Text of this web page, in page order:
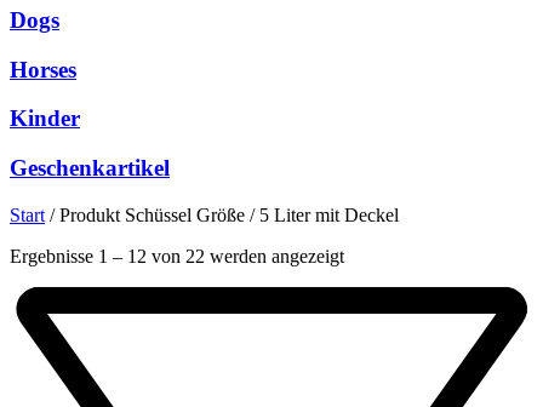
Dogs
Horses
Kinder
Geschenkartikel
Start /Produkt Schüssel Größe / 5 Liter mit Deckel
Ergebnisse 1 – 12 von 22 werden angezeigtNach